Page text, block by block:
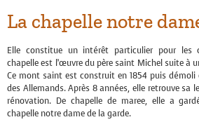
La chapelle notre
Elle constitue un intérêt particulier pour les
chapelle est l’œuvre du père saint Michel suite à
Ce mont saint est construit en 1854 puis démoli
des Allemands. Après 8 années, elle retrouve sa
rénovation. De chapelle de maree, elle a
chapelle notre dame de la garde.